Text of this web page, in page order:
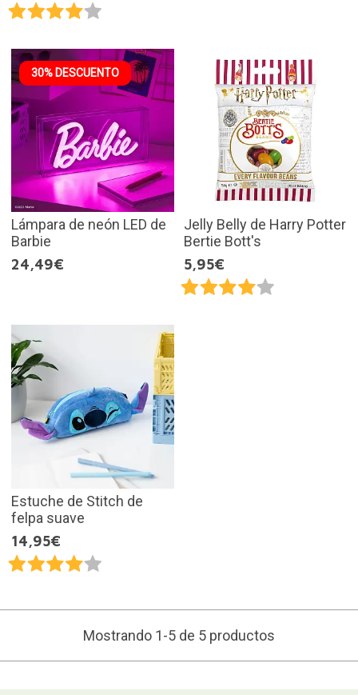
30% DESCUENTO
Lámpara de neón LED de
Barbie
24,49€
Jelly Belly de Harry Potter
Bertie Bott's
5,95€
Estuche de Stitch de
felpa suave
14,95€
Mostrando 1-5 de 5 productos